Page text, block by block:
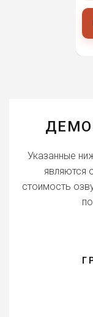
Указанные
являются
стоимость